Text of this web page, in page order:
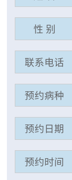
性 别
联系电话
预约病种
预约日期
预约时间